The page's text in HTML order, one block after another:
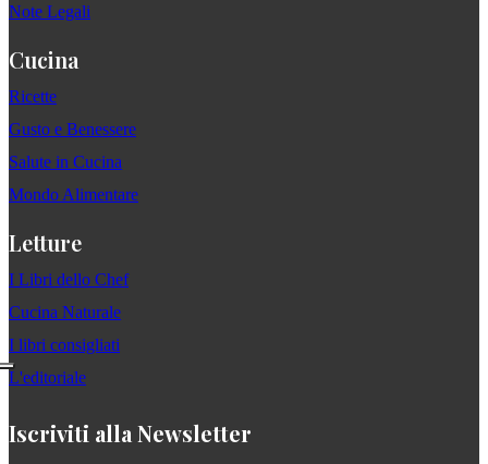
Note Legali
Cucina
Ricette
Gusto e Benessere
Salute in Cucina
Mondo Alimentare
Letture
I Libri dello Chef
Cucina Naturale
I libri consigliati
L'editoriale
Iscriviti alla Newsletter